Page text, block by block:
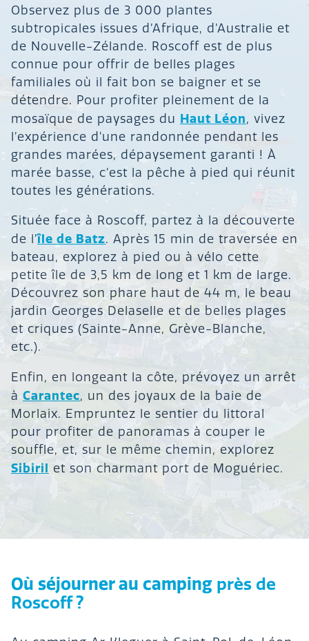
Observez plus de 3 000 plantes
subtropicales issues d’Afrique, d’Australie et
de Nouvelle-Zélande. Roscoff est de plus
connue pour offrir de belles plages
familiales où il fait bon se baigner et se
détendre. Pour profiter pleinement de la
mosaïque de paysages du Haut Léon, vivez
l’expérience d’une randonnée pendant les
grandes marées, dépaysement garanti ! À
marée basse, c’est la pêche à pied qui réunit
toutes les générations.
Située face à Roscoff, partez à la découverte
de l’île de Batz. Après 15 min de traversée en
bateau, explorez à pied ou à vélo cette
petite île de 3,5 km de long et 1 km de large.
Découvrez son phare haut de 44 m, le beau
jardin Georges Delaselle et de belles plages
et criques (Sainte-Anne, Grève-Blanche,
etc.).
Enfin, en longeant la côte, prévoyez un arrêt
à Carantec, un des joyaux de la baie de
Morlaix. Empruntez le sentier du littoral
pour profiter de panoramas à couper le
souffle, et, sur le même chemin, explorez
Sibiril et son charmant port de Moguériec.
Où séjourner au camping près de
Roscoff ?